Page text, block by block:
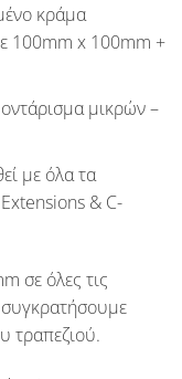
κράμα
100mm x 100mm +
μικρών –
με όλα τα
Extensions & C-
σε όλες τις
συγκρατήσουμε
τραπεζιού.